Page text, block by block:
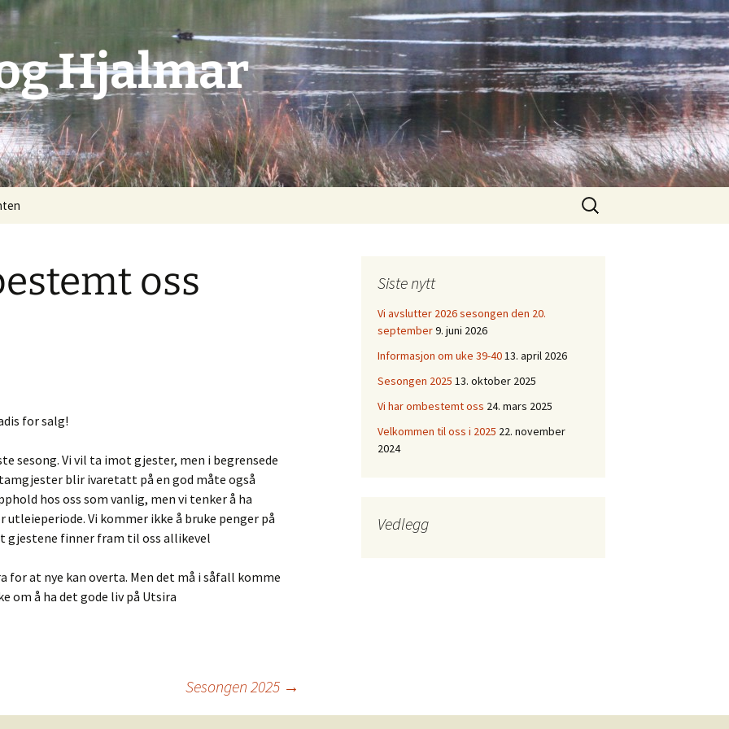
Hjalmar
Søk
etter:
oss
for salg!
sesong. Vi vil ta imot gjester, men i begrensede
blir ivaretatt på en god måte også
hos oss som vanlig, men vi tenker å ha
Vi kommer ikke å bruke penger på
gjestene finner fram til oss allikevel
for at nye kan overta. Men det må i såfall komme
om å ha det gode liv på Utsira
Sesongen 2025 →
Siste nytt
Vi avslutter 2026 sesongen den 20.
september9. juni 2026
Informasjon om uke 39-4013. april 2026
Sesongen 2025 13. oktober 2025
Vi har ombestemt oss 24. mars 2025
Velkommen til oss i 2025 22. november
2024
Vedlegg